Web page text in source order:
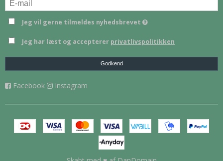
Jeg vil gerne tilmeldes nyhedsbrevet
Jeg har læst og accepterer privatlivspolitikken
Godkend
Facebook Instagram